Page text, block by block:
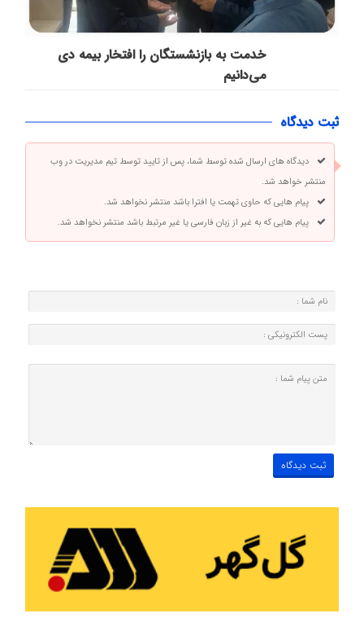
خدمت به بازنشستگان‌ را افتخار بیمه دی
می‌دانیم
ثبت دیدگاه
دیدگاه های ارسال شده توسط شما، پس از تایید توسط تیم مدیریت در وب
منتشر خواهد شد.
پیام هایی که حاوی تهمت یا افترا باشد منتشر نخواهد شد.
پیام هایی که به غیر از زبان فارسی یا غیر مرتبط باشد منتشر نخواهد شد.